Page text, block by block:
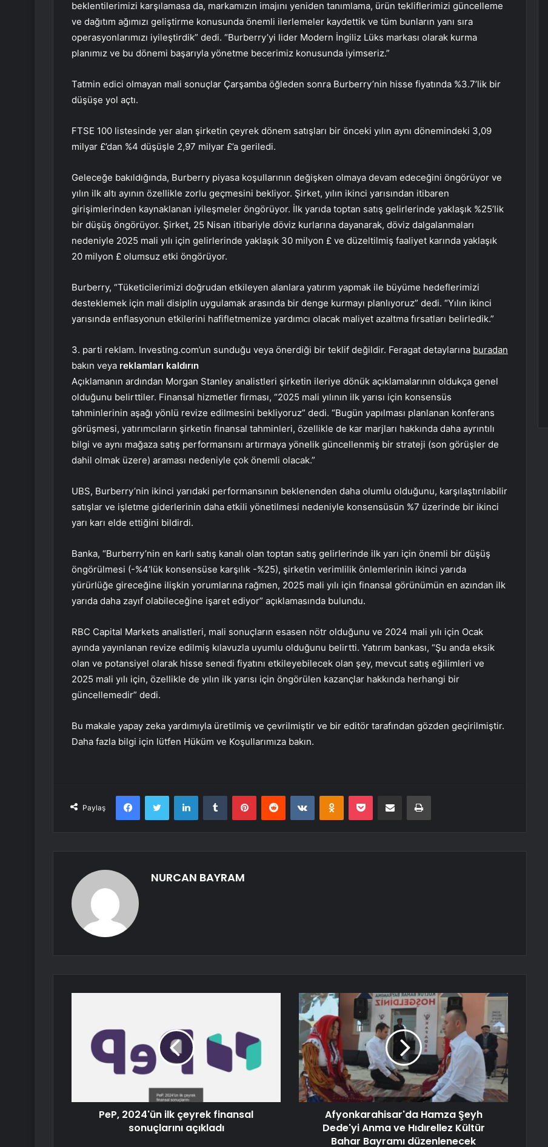
beklentilerimizi karşılamasa da, markamızın imajını yeniden tanımlama, ürün tekliflerimizi güncelleme
ve dağıtım ağımızı geliştirme konusunda önemli ilerlemeler kaydettik ve tüm bunların yanı sıra
operasyonlarımızı iyileştirdik” dedi. “Burberry’yi lider Modern İngiliz Lüks markası olarak kurma
planımız ve bu dönemi başarıyla yönetme becerimiz konusunda iyimseriz.”
Tatmin edici olmayan mali sonuçlar Çarşamba öğleden sonra Burberry’nin hisse fiyatında %3.7’lik bir
düşüşe yol açtı.
FTSE 100 listesinde yer alan şirketin çeyrek dönem satışları bir önceki yılın aynı dönemindeki 3,09
milyar £’dan %4 düşüşle 2,97 milyar £’a geriledi.
Geleceğe bakıldığında, Burberry piyasa koşullarının değişken olmaya devam edeceğini öngörüyor ve
yılın ilk altı ayının özellikle zorlu geçmesini bekliyor. Şirket, yılın ikinci yarısından itibaren
girişimlerinden kaynaklanan iyileşmeler öngörüyor. İlk yarıda toptan satış gelirlerinde yaklaşık %25’lik
bir düşüş öngörüyor. Şirket, 25 Nisan itibariyle döviz kurlarına dayanarak, döviz dalgalanmaları
nedeniyle 2025 mali yılı için gelirlerinde yaklaşık 30 milyon £ ve düzeltilmiş faaliyet karında yaklaşık
20 milyon £ olumsuz etki öngörüyor.
Burberry, “Tüketicilerimizi doğrudan etkileyen alanlara yatırım yapmak ile büyüme hedeflerimizi
desteklemek için mali disiplin uygulamak arasında bir denge kurmayı planlıyoruz” dedi. “Yılın ikinci
yarısında enflasyonun etkilerini hafifletmemize yardımcı olacak maliyet azaltma fırsatları belirledik.”
3. parti reklam. Investing.com’un sunduğu veya önerdiği bir teklif değildir. Feragat detaylarına buradan
bakın veya reklamları kaldırın
Açıklamanın ardından Morgan Stanley analistleri şirketin ileriye dönük açıklamalarının oldukça genel
olduğunu belirttiler. Finansal hizmetler firması, “2025 mali yılının ilk yarısı için konsensüs
tahminlerinin aşağı yönlü revize edilmesini bekliyoruz” dedi. “Bugün yapılması planlanan konferans
görüşmesi, yatırımcıların şirketin finansal tahminleri, özellikle de kar marjları hakkında daha ayrıntılı
bilgi ve aynı mağaza satış performansını artırmaya yönelik güncellenmiş bir strateji (son görüşler de
dahil olmak üzere) araması nedeniyle çok önemli olacak.”
UBS, Burberry’nin ikinci yarıdaki performansının beklenenden daha olumlu olduğunu, karşılaştırılabilir
satışlar ve işletme giderlerinin daha etkili yönetilmesi nedeniyle konsensüsün %7 üzerinde bir ikinci
yarı karı elde ettiğini bildirdi.
Banka, “Burberry’nin en karlı satış kanalı olan toptan satış gelirlerinde ilk yarı için önemli bir düşüş
öngörülmesi (-%4’lük konsensüse karşılık -%25), şirketin verimlilik önlemlerinin ikinci yarıda
yürürlüğe gireceğine ilişkin yorumlarına rağmen, 2025 mali yılı için finansal görünümün en azından ilk
yarıda daha zayıf olabileceğine işaret ediyor” açıklamasında bulundu.
RBC Capital Markets analistleri, mali sonuçların esasen nötr olduğunu ve 2024 mali yılı için Ocak
ayında yayınlanan revize edilmiş kılavuzla uyumlu olduğunu belirtti. Yatırım bankası, “Şu anda eksik
olan ve potansiyel olarak hisse senedi fiyatını etkileyebilecek olan şey, mevcut satış eğilimleri ve
2025 mali yılı için, özellikle de yılın ilk yarısı için öngörülen kazançlar hakkında herhangi bir
güncellemedir” dedi.
Bu makale yapay zeka yardımıyla üretilmiş ve çevrilmiştir ve bir editör tarafından gözden geçirilmiştir.
Daha fazla bilgi için lütfen Hüküm ve Koşullarımıza bakın.
Paylaş
FacebookTwitter LinkedInTumblr PinterestReddit VKontakteOdnoklassniki
Pocket E-Posta ile paylaş Yazdır
NURCAN BAYRAM
PeP, 2024'ün ilk çeyrek finansal
sonuçlarını açıkladı
Afyonkarahisar'da Hamza Şeyh
Dede'yi Anma ve Hıdırellez Kültür
Bahar Bayramı düzenlenecek